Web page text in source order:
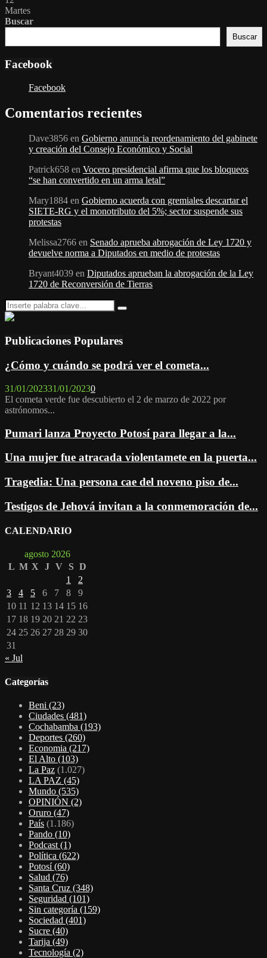
Martes
Buscar
Buscar
Facebook
Facebook
Comentarios recientes
Dave3856 en Gobierno anuncia reordenamiento del gabinete
y creación del Consejo Económico y Social
Patrick658 en Vocero presidencial afirma que los bloqueos
“se han convertido en un arma letal”
Mary1884 en Gobierno acuerda con gremiales descartar el
SIETE-RG y el monotributo del 5%; sector suspende sus
protestas
Melissa2766 en Senado aprueba abrogación de Ley 1720 y
devuelve norma a Diputados en medio de protestas
Bryant4039 en Diputados aprueban la abrogación de la Ley
1720 de Reconversión de Tierras
Search
for:
Search
Publicaciones Populares
¿Cómo y cuándo se podrá ver el cometa...
31/01/202331/01/20230
El cometa verde fue descubierto el 2 de marzo de 2022 por
astrónomos...
Pumari lanza Proyecto Potosí para llegar a la...
Una mujer fue atracada violentamete en la puerta...
Tragedia: Una persona cae del noveno piso de...
Testigos de Jehová invitan a la conmemoración de...
CALENDARIO
agosto 2026
L M X J V S D
1
2
3
4 5 6 7 8
9
10 11 12 13 14 15 16
17 18 19 20 21 22 23
24 25 26 27 28 29 30
31
« Jul
Categorías
Beni (23)
Ciudades (481)
Cochabamba (193)
Deportes (260)
Economia (217)
El Alto (103)
La Paz (1.027)
LA PAZ (45)
Mundo (535)
OPINIÓN (2)
Oruro (47)
País (1.186)
Pando (10)
Podcast (1)
Política (622)
Potosí(60)
Salud (76)
Santa Cruz (348)
Seguridad (101)
Sin categoría (159)
Sociedad (401)
Sucre (40)
Tarija (49)
Tecnología (2)